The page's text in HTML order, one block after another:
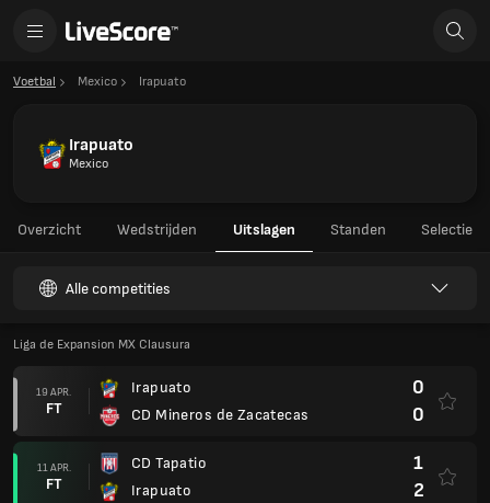
Voetbal Mexico Irapuato
Irapuato
Mexico
Overzicht Wedstrijden Uitslagen Standen Selectie
Alle competities
Liga de Expansion MX Clausura
19 APR.
FT
Irapuato
CD Mineros de Zacatecas
0
0
11 APR.
FT
CD Tapatio
Irapuato
1
2